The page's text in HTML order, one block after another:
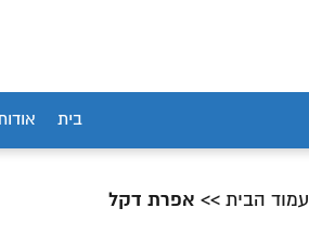
בית
עמוד הבית>> אפרת דקל